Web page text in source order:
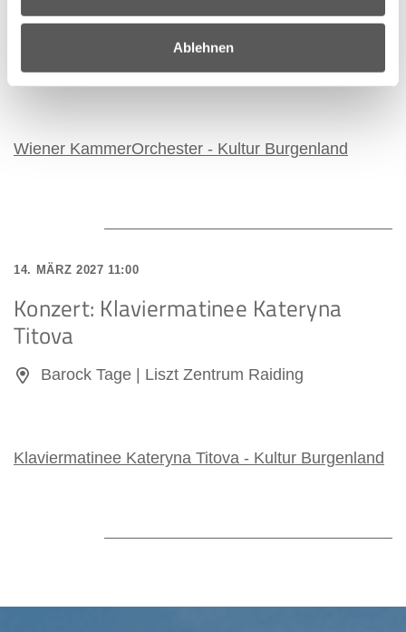
Ablehnen
Konzert: Wiener KammerOrchester
Wiener KammerOrchester - Kultur Burgenland
14. MÄRZ 2027 11:00
Konzert: Klaviermatinee Kateryna
Titova
Barock Tage | Liszt Zentrum Raiding
Klaviermatinee Kateryna Titova - Kultur Burgenland